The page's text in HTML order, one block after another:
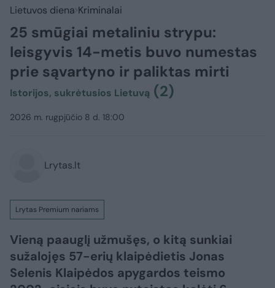
Lietuvos diena Kriminalai
25 smūgiai metaliniu strypu:
leisgyvis 14-metis buvo numestas
prie sąvartyno ir paliktas mirti
Istorijos, sukrėtusios Lietuvą (2)
2026 m. rugpjūčio 8 d. 18:00
Lrytas.lt
Lrytas Premium nariams
Vieną paauglį užmušęs, o kitą sunkiai
sužalojęs 57-erių klaipėdietis Jonas
Selenis Klaipėdos apygardos teismo